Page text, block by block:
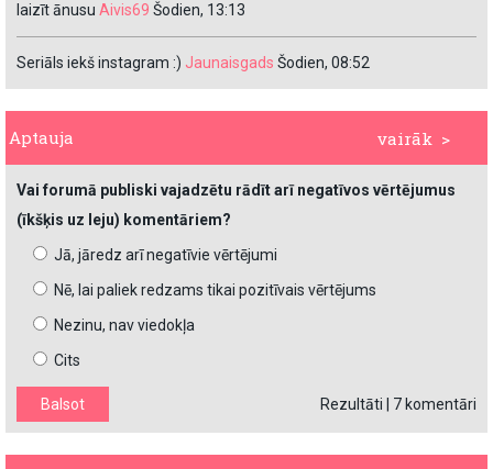
laizīt ānusu Aivis69 Šodien, 13:13
Seriāls iekš instagram :) Jaunaisgads Šodien, 08:52
vairāk >
Aptauja
Vai forumā publiski vajadzētu rādīt arī negatīvos vērtējumus
(īkšķis uz leju) komentāriem?
Jā, jāredz arī negatīvie vērtējumi
Nē, lai paliek redzams tikai pozitīvais vērtējums
Nezinu, nav viedokļa
Cits
Rezultāti 7 komentāri